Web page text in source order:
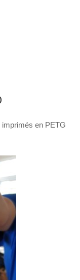
en PETG